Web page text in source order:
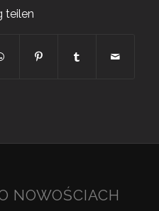
teilen
NOWOŚCIACH